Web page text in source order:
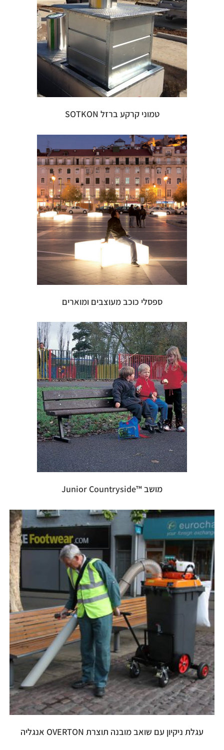
טמוני קרקע ברזל SOTKON
ספסלי כוכב מעוצבים ומוארים
מושב ™Junior Countryside
עגלת ניקיון עם שואב מובנה תוצרת OVERTON אנגליה